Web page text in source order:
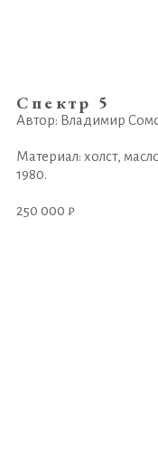
Спектр 5
Автор: Владимир
Материал: холст,
1980.
250 000 ₽